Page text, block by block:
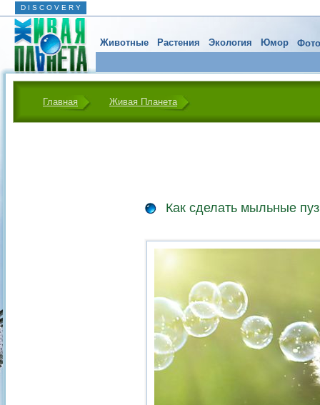
D I S C O V E R Y
Животные Растения Экология Юмор
Главная Живая Планета
Как сделать мыльные